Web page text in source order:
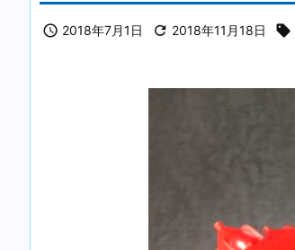
 2018年7月1日  2018年11月18日 